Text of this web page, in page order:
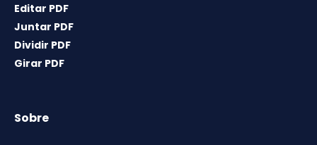
Editar PDF
Juntar PDF
Dividir PDF
Girar PDF
Sobre